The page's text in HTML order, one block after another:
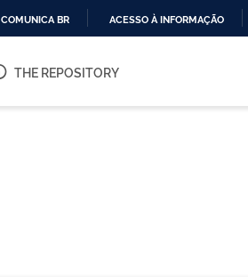
O
COMUNICA BR ACESSO À INFORMAÇÃO
THE REPOSITORY